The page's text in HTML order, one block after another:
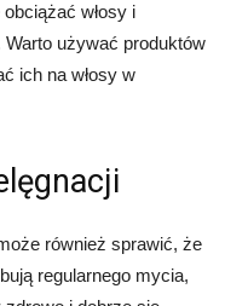
włosy i
używać produktów
ich na włosy w
również sprawić, że
regularnego mycia,